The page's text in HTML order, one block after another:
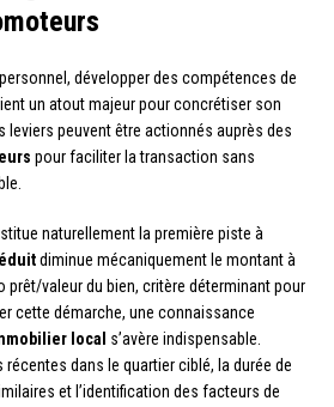
personnel, développer des compétences de
un atout majeur pour concrétiser son
leviers peuvent être actionnés auprès des
pour faciliter la transaction sans
naturellement la première piste à
diminue mécaniquement le montant à
prêt/valeur du bien, critère déterminant pour
cette démarche, une connaissance
local s’avère indispensable.
récentes dans le quartier ciblé, la durée de
et l’identification des facteurs de